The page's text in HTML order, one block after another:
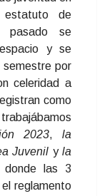
de
pasado se
y se
semestre por
celeridad a
como
2023,la
Juvenil yla
las 3
reglamento